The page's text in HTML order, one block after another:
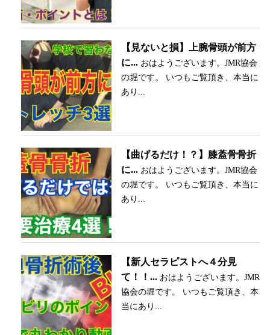
【見ないと損】上腕骨頭が前方
に... おはようございます。JMR協会
の堀です。 いつもご覧頂き、本当に
あり...
【曲げるだけ！？】膝蓋骨骨折
に... おはようございます。JMR協会
の堀です。 いつもご覧頂き、本当に
あり...
【新人セラピストへ４分見
て！！... おはようございます。JMR
協会の堀です。 いつもご覧頂き、本
当にあり...